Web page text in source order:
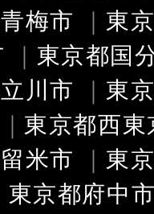
梅市 ｜ 東
｜ 東京都国
川市 ｜ 東
｜ 東京都西東
米市 ｜ 東
東京都府中